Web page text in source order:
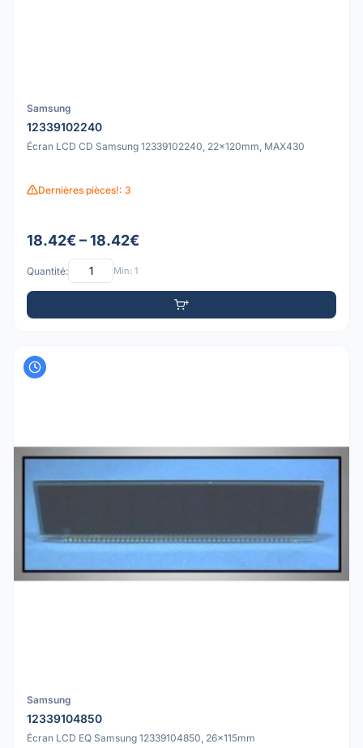
Samsung
12339102240
Écran LCD CD Samsung 12339102240, 22x120mm, MAX430
Dernières pièces!: 3
18.42€ – 18.42€
Quantité: Min: 1
Samsung
12339104850
Écran LCD EQ Samsung 12339104850, 26x115mm